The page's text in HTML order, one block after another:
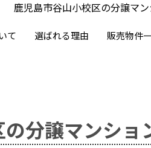
鹿児島市谷山小校区の分譲マ
て 選ばれる理由 販売物件
分譲マンショ